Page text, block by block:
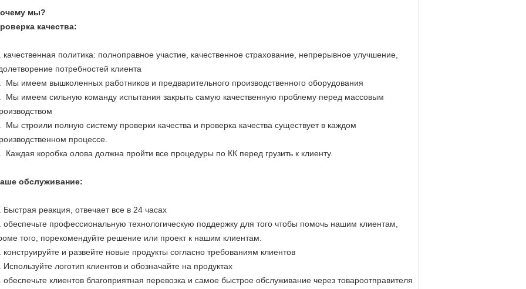
мы?
качества:
качественная политика: полноправное участие, качественное страхование, непрерывное улучшение,
потребностей клиента
Мы имеем вышколенных работников и предварительного производственного оборудования
Мы имеем сильную команду испытания закрыть самую качественную проблему перед массовым
Мы строили полную систему проверки качества и проверка качества существует в каждом
процессе.
Каждая коробка олова должна пройти все процедуры по КК перед грузить к клиенту.
обслуживание:
Быстрая реакция, отвечает все в 24 часах
обеспечьте профессиональную технологическую поддержку для того чтобы помочь нашим клиентам,
того, порекомендуйте решение или проект к нашим клиентам.
конструируйте и развейте новые продукты согласно требованиям клиентов
Используйте логотип клиентов и обозначайте на продуктах
обеспечьте клиентов благоприятная перевозка и самое быстрое обслуживание через товароотправителя